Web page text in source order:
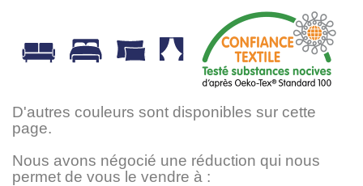
D'autres couleurs sont disponibles sur cette
page.
Nous avons négocié une réduction qui nous
permet de vous le vendre à :